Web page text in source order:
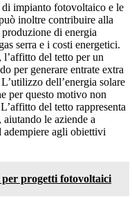
impianto fotovoltaico e le
inoltre contribuire alla
di energia
serra e i costi energetici.
l’affitto del tetto per un
per generare entrate extra
dell’energia solare
per questo motivo non
L’affitto del tetto rappresenta
le aziende a
agli obiettivi
progetti fotovoltaici